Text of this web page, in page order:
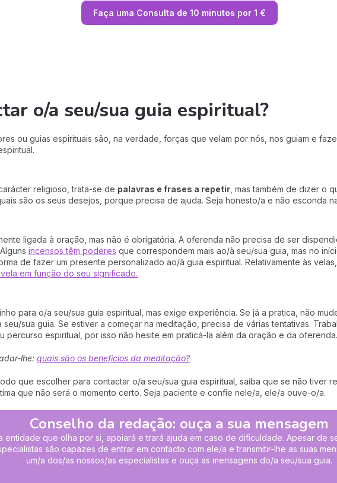
Faça uma Consulta de 10 minutos por 1 €
o/a seu/sua guia espiritual?
ou guias espirituais são, na verdade, forças que velam por nós, nos guiam e
religioso, trata-se de palavras e frases a repetir , mas também de dizer o
são os seus desejos, porque precisa de ajuda. Seja honesto/a e não esconda
ligada à oração, mas não é obrigatória. A oferenda não precisa de ser
Alguns incensos têm poderes que correspondem mais ao/à seu/sua guia, mas no
de fazer um presente personalizado ao/à guia espiritual. Relativamente às
em função do seu significado.
para o/a seu/sua guia espiritual, mas exige experiência. Se já a pratica, não
sua guia. Se estiver a começar na meditação, precisa de várias tentativas.
percurso espiritual, por isso não hesite em praticá-la além da oração e da oferenda.
lhe: quais são os benefícios da meditação?
que escolher para contactar o/a seu/sua guia espiritual, saiba que se não tiver
que não será o momento certo. Seja paciente e confie nele/a, ele/a ouve-o/a.
Conselho da redação: ouça a sua mensagem
entidade que olha por si, apoiará e trará ajuda em caso de dificuldade. Apesar de
são capazes de entrar em contacto com ele/a e transmitir-lhe as suas
um/a dos/as nossos/as especialistas e ouça as mensagens do/a seu/sua guia.